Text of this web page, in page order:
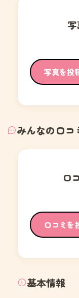
写真を投
みんなの口コ
口
口コミを
基本情報